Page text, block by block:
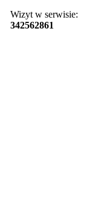
Wizyt w serwisie:
342562861